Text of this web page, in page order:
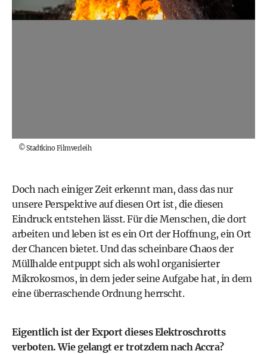
©Stadtkino Filmverleih
Doch nach einiger Zeit erkennt man, dass das nur
unsere Perspektive auf diesen Ort ist, die diesen
Eindruck entstehen lässt. Für die Menschen, die dort
arbeiten und leben ist es ein Ort der Hoffnung, ein Ort
der Chancen bietet. Und das scheinbare Chaos der
Müllhalde entpuppt sich als wohl organisierter
Mikrokosmos, in dem jeder seine Aufgabe hat, in dem
eine überraschende Ordnung herrscht.
Eigentlich ist der Export dieses Elektroschrotts
verboten. Wie gelangt er trotzdem nach Accra?